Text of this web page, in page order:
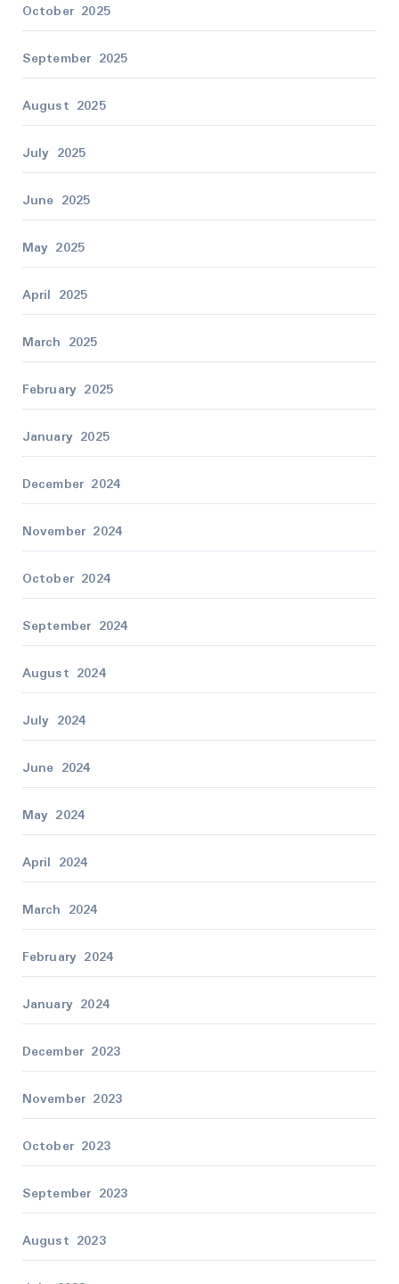
October 2025
September 2025
August 2025
July 2025
June 2025
May 2025
April 2025
March 2025
February 2025
January 2025
December 2024
November 2024
October 2024
September 2024
August 2024
July 2024
June 2024
May 2024
April 2024
March 2024
February 2024
January 2024
December 2023
November 2023
October 2023
September 2023
August 2023